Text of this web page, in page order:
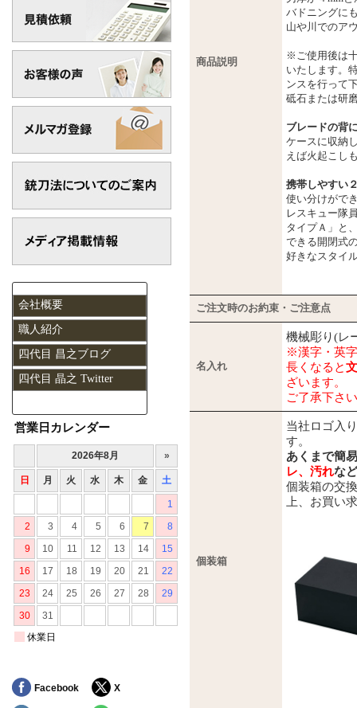
商品説明
バドニングに
山や川でのア
※ご使用後は
いたします。
ンスを行って
砥石または研
ブレードの背
ケースに収納
えば火起こし
携帯しやすい
使い分けがで
レスキュー隊
タイプＡ」と
できる開閉式
好きなスタイ
ご注文時のお約束・ご注意点
名入れ
機械彫り(レ
※漢字・英
長くなると
ざいます。
ご了承下さ
個装箱
当社ロゴ入
す。
あくまで簡
レ、汚れな
個装箱の交
上、お買い
会社概要
職人紹介
四代目 昌之ブログ
四代目 晶之 Twitter
営業日カレンダー
Facebook X